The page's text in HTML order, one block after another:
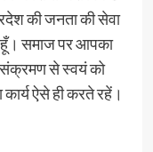
की जनता की सेवा
समाज पर आपका
से स्वयं को
ऐसे ही करते रहें।